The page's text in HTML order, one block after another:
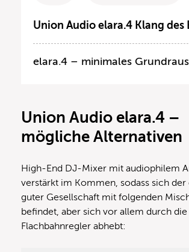
Union Audio elara.4 Klang des
elara.4 – minimales
Union Audio elara.4 –
mögliche Alternativen
High-End DJ-Mixer mit audiophilem
verstärkt im Kommen, sodass sich der
guter Gesellschaft mit folgenden
befindet, aber sich vor allem durch die
Flachbahnregler abhebt: